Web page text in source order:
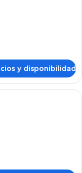
y disponibilidad
de hotel con cama,